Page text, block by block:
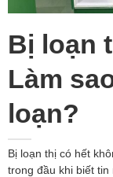
Bị loạn
Làm
loạn?
Bị loạn thị có hết
trong đầu khi biết